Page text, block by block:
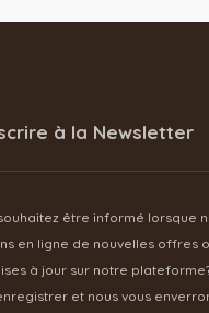
à la Newsletter
être informé lorsque
en ligne de nouvelles offres
à jour sur notre
et nous vous